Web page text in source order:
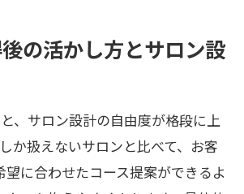
の活かし方とサロン設
、サロン設計の自由度が格段に上
か扱えないサロンと比べて、お客
望に合わせたコース提案ができるよ